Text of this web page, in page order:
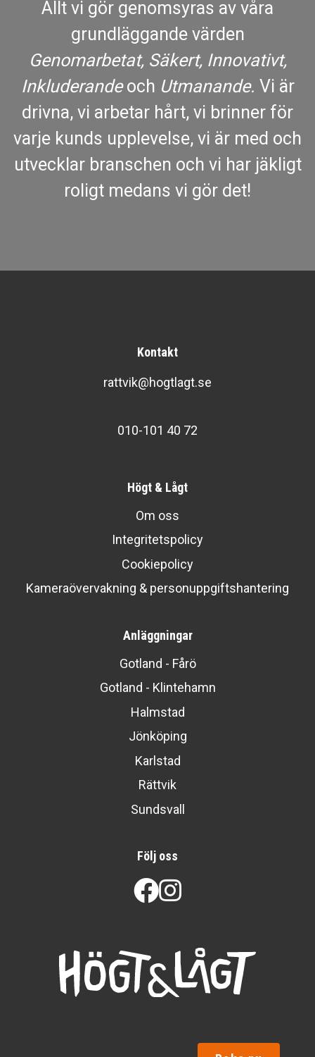
Allt vi gör genomsyras av våra
grundläggande värden
Genomarbetat, Säkert, Innovativt,
Inkluderandeoch Utmanande. Vi är
drivna, vi arbetar hårt, vi brinner för
varje kunds upplevelse, vi är med och
utvecklar branschen och vi har jäkligt
roligt medans vi gör det!
Kontakt
rattvik@hogtlagt.se
010-101 40 72
Högt & Lågt
Om oss
Integritetspolicy
Cookiepolicy
Kameraövervakning & personuppgiftshantering
Anläggningar
Gotland - Fårö
Gotland - Klintehamn
Halmstad
Jönköping
Karlstad
Rättvik
Sundsvall
Följ oss
Facebook
Instagram